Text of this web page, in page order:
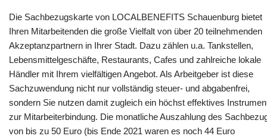
Die Sachbezugskarte von LOCALBENEFITS Schauenburg bietet
Ihren Mitarbeitenden die große Vielfalt von über 20 teilnehmenden
Akzeptanzpartnern in Ihrer Stadt. Dazu zählen u.a. Tankstellen,
Lebensmittelgeschäfte, Restaurants, Cafes und zahlreiche lokale
Händler mit Ihrem vielfältigen Angebot. Als Arbeitgeber ist diese
Sachzuwendung nicht nur vollständig steuer- und abgabenfrei,
sondern Sie nutzen damit zugleich ein höchst effektives
zur Mitarbeiterbindung. Die monatliche Auszahlung des
von bis zu 50 Euro (bis Ende 2021 waren es noch 44 Euro